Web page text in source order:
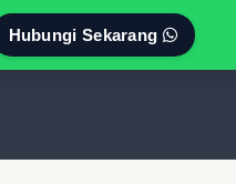
Hubungi Sekarang